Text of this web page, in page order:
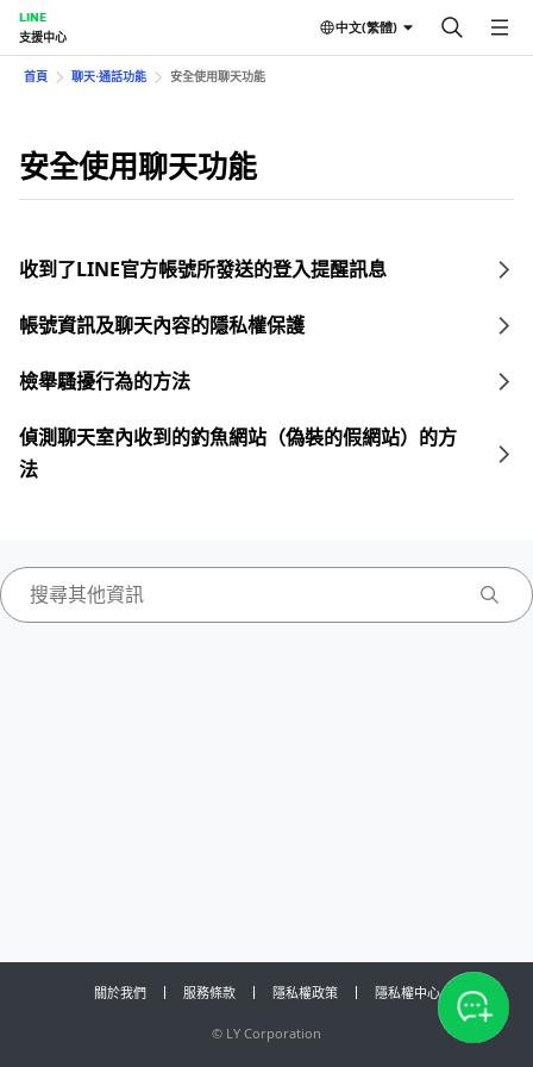
LINE
支援中心
中文(繁體)
首頁 聊天⋅通話功能 安全使用聊天功能
安全使用聊天功能
收到了LINE官方帳號所發送的登入提醒訊息
帳號資訊及聊天內容的隱私權保護
檢舉騷擾行為的方法
偵測聊天室內收到的釣魚網站（偽裝的假網站）的方
法
關於我們 服務條款 隱私權政策 隱私權中心
© LY Corporation